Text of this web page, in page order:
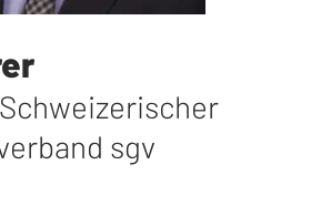
Schweizerischer
sgv